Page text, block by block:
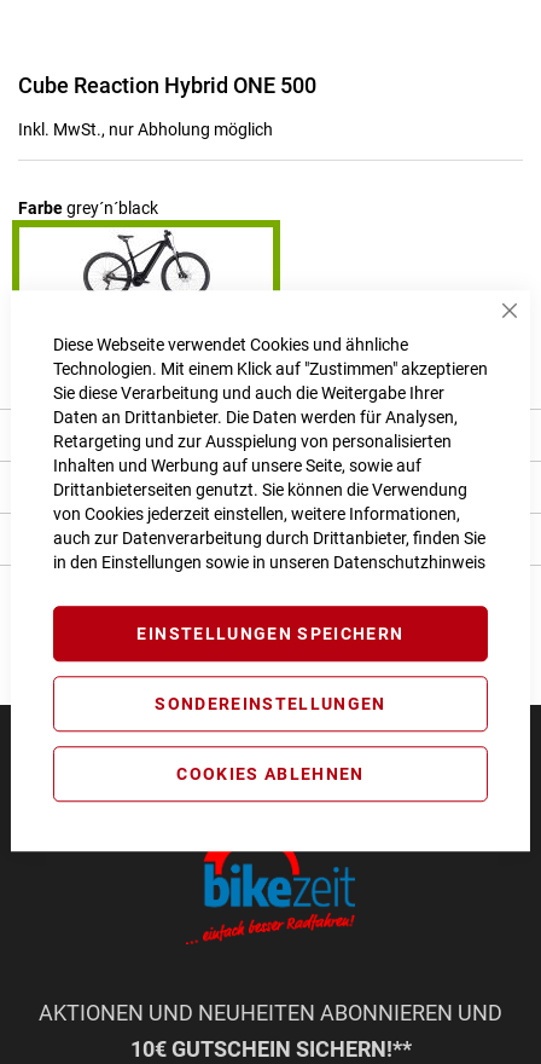
Diese Webseite verwendet Cookies und ähnliche
Technologien. Mit einem Klick auf "Zustimmen" akzeptieren
Sie diese Verarbeitung und auch die Weitergabe Ihrer
Daten an Drittanbieter. Die Daten werden für Analysen,
Retargeting und zur Ausspielung von personalisierten
Inhalten und Werbung auf unsere Seite, sowie auf
Drittanbieterseiten genutzt. Sie können die Verwendung
von Cookies jederzeit einstellen, weitere Informationen,
auch zur Datenverarbeitung durch Drittanbieter, finden Sie
in den Einstellungen sowie in unseren Datenschutzhinweis
EINSTELLUNGEN SPEICHERN
SONDEREINSTELLUNGEN
COOKIES ABLEHNEN
Zum
der
Cube Reaction Hybrid ONE 500
Inkl. MwSt., nur Abholung möglich
Farbegrey´n´black
Produktanfrage stellen
Produkt Details
Bewertungen
Angaben zur Produktsicherheit
AKTIONEN UND NEUHEITEN ABONNIEREN UND
10€ GUTSCHEIN SICHERN!**